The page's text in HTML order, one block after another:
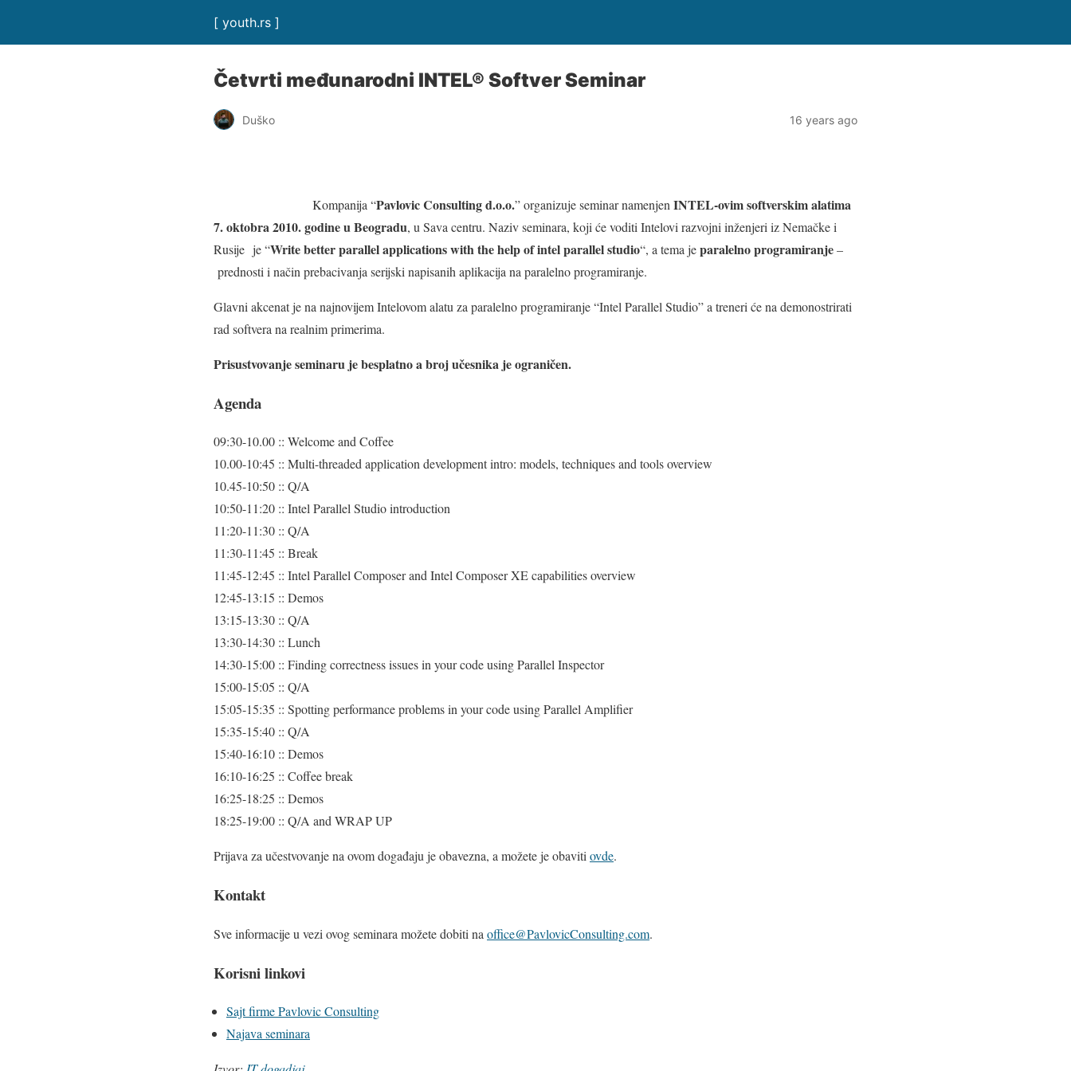
[ youth.rs ]
Četvrti međunarodni INTEL® Softver Seminar
Duško 16 years ago
Kompanija “Pavlovic Consulting d.o.o.” organizuje seminar namenjen INTEL-ovim softverskim alatima
7. oktobra 2010. godine u Beogradu, u Sava centru. Naziv seminara, koji će voditi Intelovi razvojni inženjeri iz Nemačke i
Rusije je “Write better parallel applications with the help of intel parallel studio“, a tema jeparalelno programiranje–
prednosti i način prebacivanja serijski napisanih aplikacija na paralelno programiranje.
Glavni akcenat je na najnovijem Intelovom alatu za paralelno programiranje “Intel Parallel Studio” a treneri će na demonostrirati
rad softvera na realnim primerima.
Prisustvovanje seminaru je besplatno a broj učesnika je ograničen.
Agenda
09:30-10.00 :: Welcome and Coffee
10.00-10:45 :: Multi-threaded application development intro: models, techniques and tools overview
10.45-10:50 :: Q/A
10:50-11:20 :: Intel Parallel Studio introduction
11:20-11:30 :: Q/A
11:30-11:45 :: Break
11:45-12:45 :: Intel Parallel Composer and Intel Composer XE capabilities overview
12:45-13:15 :: Demos
13:15-13:30 :: Q/A
13:30-14:30 :: Lunch
14:30-15:00 :: Finding correctness issues in your code using Parallel Inspector
15:00-15:05 :: Q/A
15:05-15:35 :: Spotting performance problems in your code using Parallel Amplifier
15:35-15:40 :: Q/A
15:40-16:10 :: Demos
16:10-16:25 :: Coffee break
16:25-18:25 :: Demos
18:25-19:00 :: Q/A and WRAP UP
Prijava za učestvovanje na ovom događaju je obavezna, a možete je obavitiovde.
Kontakt
Sve informacije u vezi ovog seminara možete dobiti na office@PavlovicConsulting.com.
Korisni linkovi
Sajt firme Pavlovic Consulting
Najava seminara